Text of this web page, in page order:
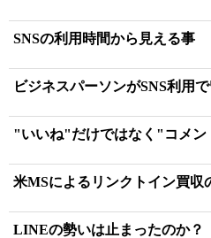
SNSの利用時間から見える事
ビジネスパーソンがSNS利用
"いいね"だけではなく"コメン
米MSによるリンクトイン買収
LINEの勢いは止まったのか？